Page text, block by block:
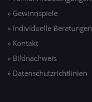
» Gewinnspiele
» Individuelle Beratungen
» Kontakt
» Bildnachweis
» Datenschutzrichtlinien